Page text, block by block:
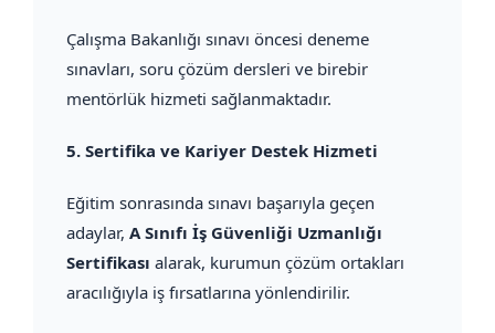
Çalışma Bakanlığı sınavı öncesi deneme
sınavları, soru çözüm dersleri ve birebir
mentörlük hizmeti sağlanmaktadır.
5. Sertifika ve Kariyer Destek Hizmeti
Eğitim sonrasında sınavı başarıyla geçen
adaylar, A Sınıfı İş Güvenliği Uzmanlığı
Sertifikası alarak, kurumun çözüm ortakları
aracılığıyla iş fırsatlarına yönlendirilir.